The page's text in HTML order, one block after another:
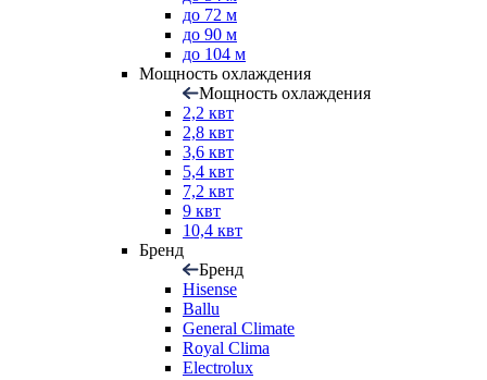
до 72 м
до 90 м
до 104 м
Мощность охлаждения
Мощность охлаждения
2,2 квт
2,8 квт
3,6 квт
5,4 квт
7,2 квт
9 квт
10,4 квт
Бренд
Бренд
Hisense
Ballu
General Climate
Royal Clima
Electrolux